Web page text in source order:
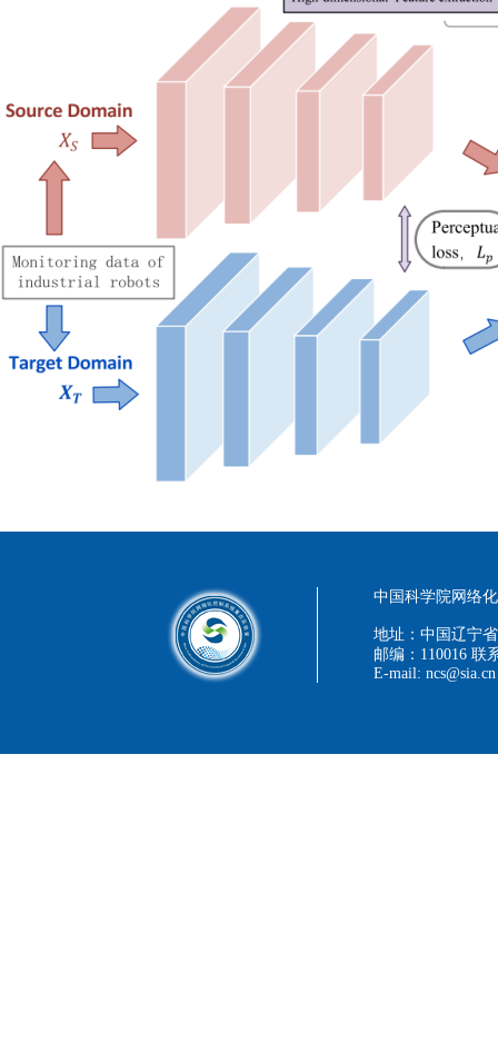
中国科学院网络
地址：中国辽宁
邮编：110016 联
E-mail: ncs@sia.cn